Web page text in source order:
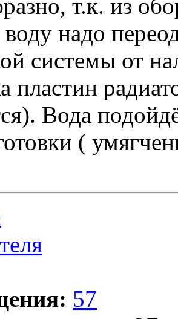
т.к. из
надо
системы от
пластин
Вода
(
57